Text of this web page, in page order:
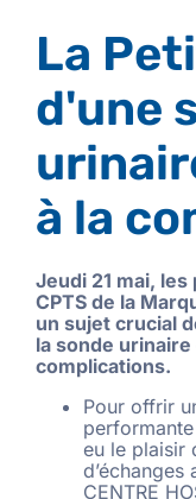
La
d'une
à la
Jeudi 21 mai,
CPTS de la
un sujet crucial
la sonde
complications.
Pour offrir
eu le plaisir
CENTRE